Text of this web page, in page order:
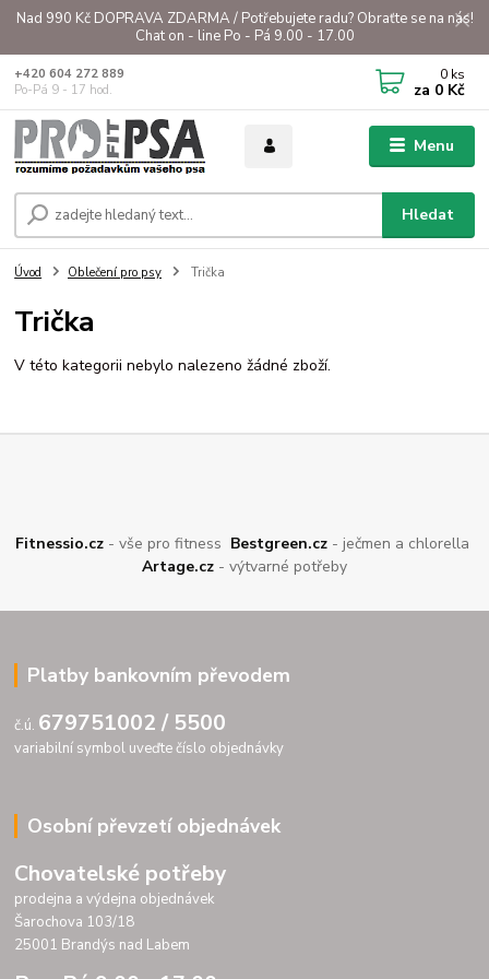
Nad 990 Kč DOPRAVA ZDARMA / Potřebujete radu? Obraťte se na nás!
Chat on - line Po - Pá 9.00 - 17.00
Menu
Hledat
+420 604 272 889
Po-Pá 9 - 17 hod.
0 ks
za 0 Kč
Úvod Oblečení pro psy Trička
Trička
V této kategorii nebylo nalezeno žádné zboží.
Fitnessio.cz - vše pro fitness Bestgreen.cz - ječmen a chlorella
Artage.cz - výtvarné potřeby
Platby bankovním převodem
č.ú. 679751002 / 5500
variabilní symbol uveďte číslo objednávky
Osobní převzetí objednávek
Chovatelské potřeby
prodejna a výdejna objednávek
Šarochova 103/18
25001 Brandýs nad Labem